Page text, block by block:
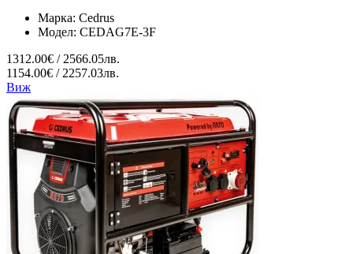
Марка: Cedrus
Модел: CEDAG7E-3F
1312.00€ / 2566.05лв.
1154.00€ / 2257.03лв.
Виж